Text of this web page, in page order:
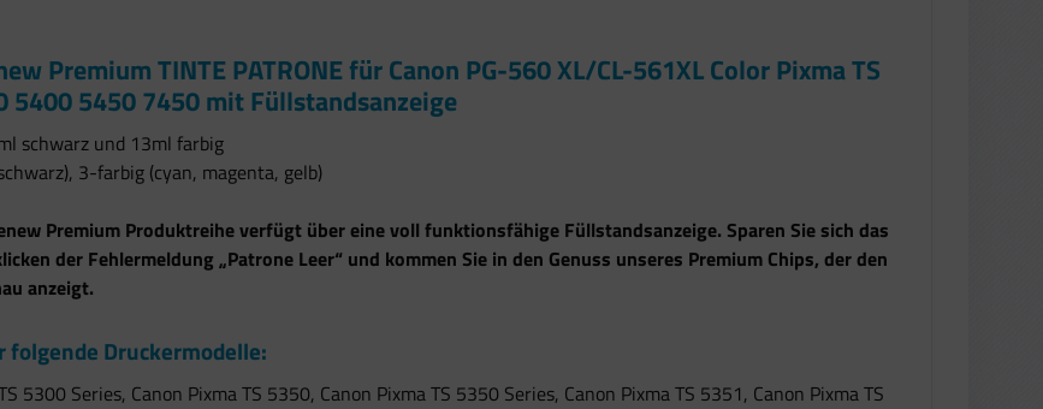
Premium TINTE PATRONE für Canon PG-560 XL/CL-561XL Color Pixma TS
5400 5450 7450 mit Füllstandsanzeige
schwarz und 13ml farbig
3-farbig (cyan, magenta, gelb)
Premium Produktreihe verfügt über eine voll funktionsfähige Füllstandsanzeige. Sparen Sie sich das
der Fehlermeldung „Patrone Leer“ und kommen Sie in den Genuss unseres Premium Chips, der den
anzeigt.
folgende Druckermodelle:
5300 Series, Canon Pixma TS 5350, Canon Pixma TS 5350 Series, Canon Pixma TS 5351, Canon Pixma TS